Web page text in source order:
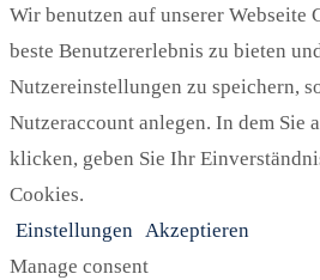
Wir benutzen auf unserer Webseite
beste Benutzererlebnis zu bieten
Nutzereinstellungen zu speichern,
Nutzeraccount anlegen. In dem Sie
klicken, geben Sie Ihr
Cookies.
Einstellungen Akzeptieren
Manage consent